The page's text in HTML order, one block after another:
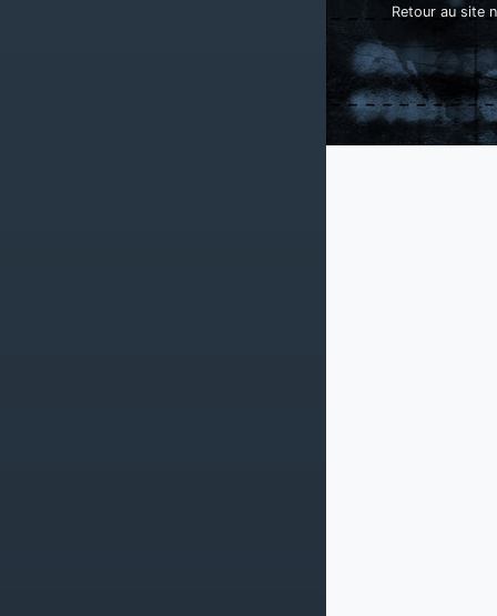
Retour au site